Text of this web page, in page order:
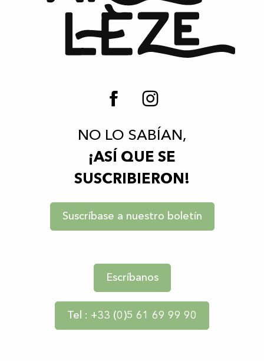
NO LO SABÍAN,
¡ASÍ QUE SE
SUSCRIBIERON!
Suscríbase a nuestro boletín
Escríbanos
Tel : +33 (0)5 61 69 99 90